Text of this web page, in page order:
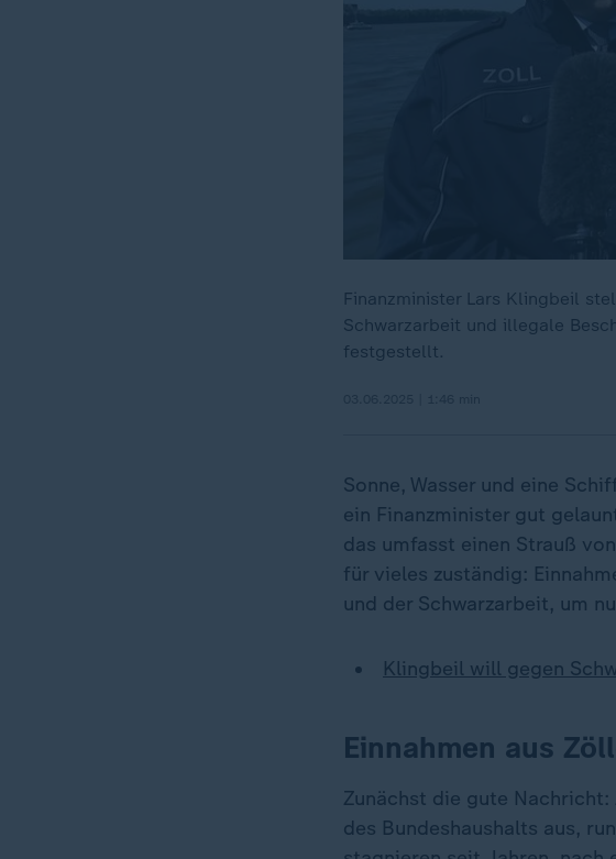
Finanzminister Lars Klingbeil
Schwarzarbeit und illegale
festgestellt.
Sonne, Wasser und eine
ein Finanzminister gut
das umfasst einen Strauß
für vieles zuständig:
und der Schwarzarbeit, um
Klingbeil will gegen
Einnahmen aus
Zunächst die gute
des Bundeshaushalts aus,